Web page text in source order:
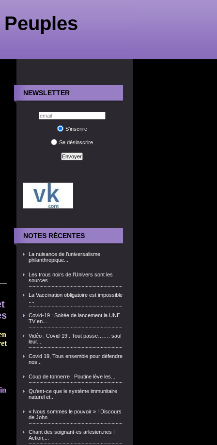
NEWSLETTER
S'inscrire
Se désinscrire
NOTES RÉCENTES
La nuisance de l'universalisme
philanthropique...
Les trous noirs de l'Univers sont les
sources...
La Vaccination obligatoire est impossible
:...
Covid-19 : Soirée de lancement la UNE
TV en...
Vidéo : Covid-19 : Tout passe……. sauf
leur...
Covid 19, Tous ensemble pour défendre
nos...
Coup de tonnerre : Poutine lève les...
Qu'est-ce que le système immunitaire
naturel et...
« Nous sommes le pouvoir » ! Discours
de John...
Chant des soignant-es arlesien.nes !
Action,...